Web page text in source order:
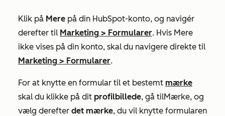
Klik på Mere på din HubSpot-konto, og navigér
derefter til Marketing > Formularer. Hvis Mere
ikke vises på din konto, skal du navigere direkte til
Marketing > Formularer.
For at knytte en formular til et bestemt mærke
skal du klikke på dit profilbillede, gå tilMærke, og
vælg derefter det mærke, du vil knytte formularen